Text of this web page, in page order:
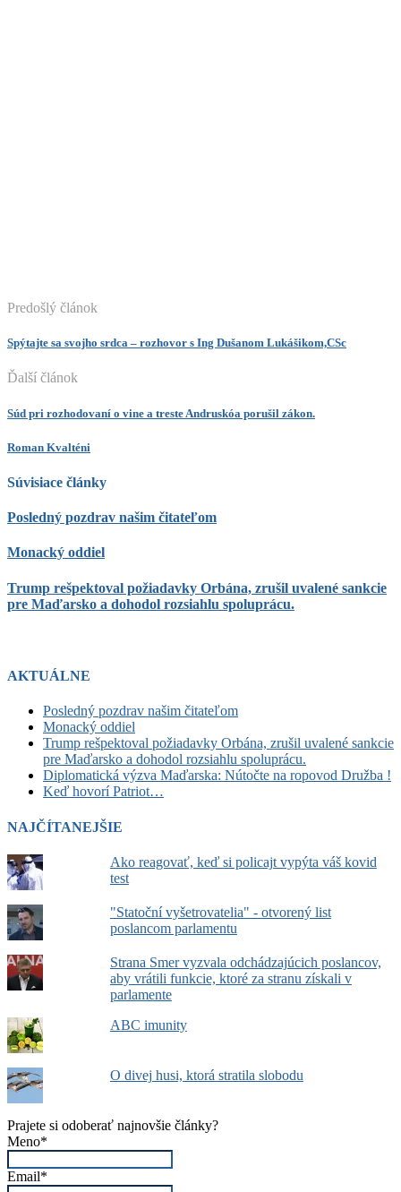
Predošlý článok
Spýtajte sa svojho srdca – rozhovor s Ing Dušanom Lukášikom,CSc
Ďalší článok
Súd pri rozhodovaní o vine a treste Andruskóa porušil zákon.
Roman Kvalténi
Súvisiace články
Posledný pozdrav našim čitateľom
Monacký oddiel
Trump rešpektoval požiadavky Orbána, zrušil uvalené sankcie
pre Maďarsko a dohodol rozsiahlu spoluprácu.
AKTUÁLNE
Posledný pozdrav našim čitateľom
Monacký oddiel
Trump rešpektoval požiadavky Orbána, zrušil uvalené sankcie
pre Maďarsko a dohodol rozsiahlu spoluprácu.
Diplomatická výzva Maďarska: Nútočte na ropovod Družba !
Keď hovorí Patriot…
NAJČÍTANEJŠIE
Ako reagovať, keď si policajt vypýta váš kovid
test
"Statoční vyšetrovatelia" - otvorený list
poslancom parlamentu
Strana Smer vyzvala odchádzajúcich poslancov,
aby vrátili funkcie, ktoré za stranu získali v
parlamente
ABC imunity
O divej husi, ktorá stratila slobodu
Prajete si odoberať najnovšie články?
Meno*
Email*